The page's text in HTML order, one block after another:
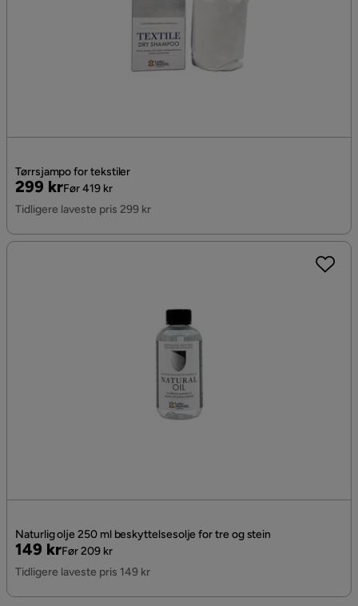
Tørrsjampo for tekstiler
Pris
299 kr
Original
Pris
Før 419 kr
Tidligere laveste pris 299 kr
Naturlig olje 250 ml beskyttelsesolje for tre og stein
Pris
149 kr
Original
Pris
Før 209 kr
Tidligere laveste pris 149 kr